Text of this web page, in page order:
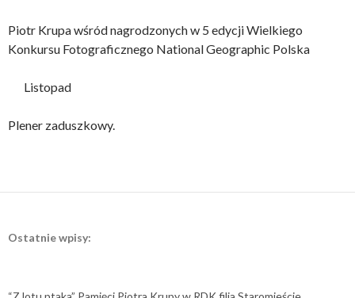
Piotr Krupa wśród nagrodzonych w 5 edycji Wielkiego
Konkursu Fotograficznego National Geographic Polska
Listopad
Plener zaduszkowy.
Ostatnie wpisy: